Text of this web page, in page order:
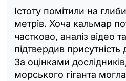
Істоту помітили на
метрів. Хоча кальмар
частково, аналіз відео
підтвердив
За оцінками
морського гіганта